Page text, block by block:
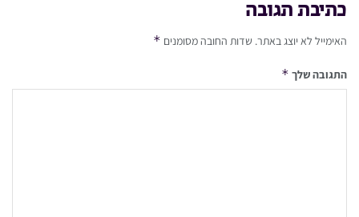
כתיבת תגובה
האימייל לא יוצג באתר. שדות החובה מסומנים *
התגובה שלך *